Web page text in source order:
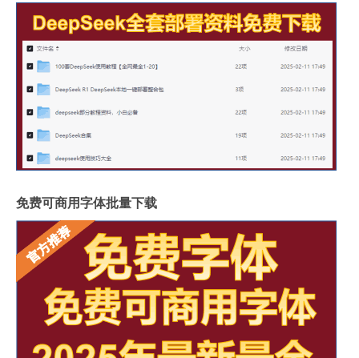
免费可商用字体批量下载